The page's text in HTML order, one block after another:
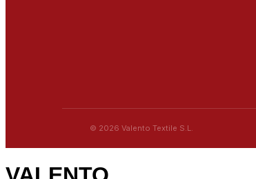
© 2026 Valento Textile S.L.